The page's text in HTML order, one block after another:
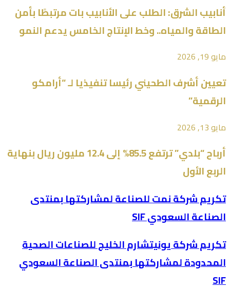
أنابيب الشرق: الطلب على الأنابيب بات مرتبطًا بأمن
الطاقة والمياه.. وخط الإنتاج الخامس يدعم النمو
مايو 19, 2026
تعيين أشرف الطحيني رئيسا تنفيذيا لـ “أرامكو
الرقمية”
مايو 13, 2026
أرباح “بلدي” ترتفع 85.5% إلى 12.4 مليون ريال بنهاية
الربع الأول
تكريم شركة نمت للصناعة لمشاركتها بمنتدى
الصناعة السعودي SIF
تكريم شركة يونيتشارم الخليج للصناعات الصحية
المحدودة لمشاركتها بمنتدى الصناعة السعودي
SIF